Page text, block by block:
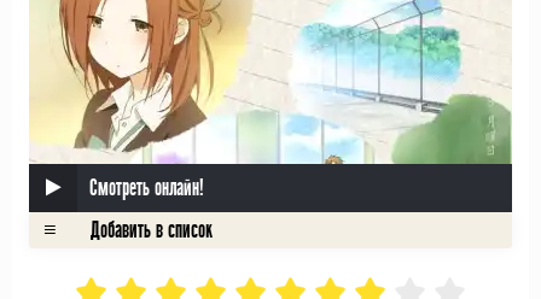
Смотреть онлайн!